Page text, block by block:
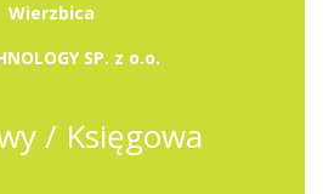
Wierzbica
SP. z o.o.
/ Księgowa